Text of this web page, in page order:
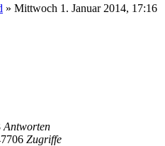
» Mittwoch 1. Januar 2014, 17:16
Antworten
Zugriffe